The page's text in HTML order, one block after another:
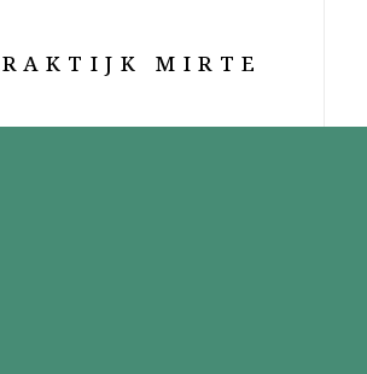
MIRTE